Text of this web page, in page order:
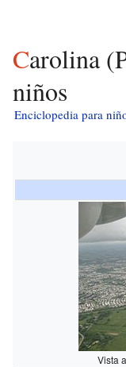
Carolina (Puerto Rico) para
niños
Enciclopedia para
Vista